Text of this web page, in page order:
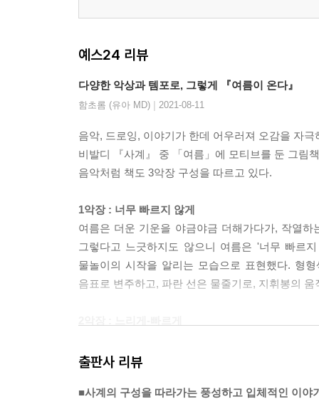
예스24 리뷰
다양한 악상과 템포로, 그렇게 『여름이 온다』
함초롬 (유아 MD) | 2021-08-11
음악, 드로잉, 이야기가 한데 어우러져 오감을 자
비발디 『사계』 중 「여름」에 모티브를 둔 그림
음악처럼 책도 3악장 구성을 따르고 있다.
1악장 : 너무 빠르지 않게
여름은 더운 기운을 야금야금 더해가다가, 작열
그렇다고 느긋하지도 않으니 여름은 '너무 빠르
물놀이의 시작을 알리는 모습으로 표현했다. 형
음표로 변주하고, 파란 선은 물줄기로, 지휘봉의
더위에 지쳐갈 때쯤 여름의 기세를 몰아내기 위
출판사 리뷰
■사계의 구성을 따라가는 풍성하고 입체적인 이야